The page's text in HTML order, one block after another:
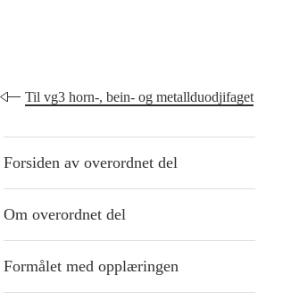
Til vg3 horn-, bein- og metallduodjifaget
Forsiden av overordnet del
Om overordnet del
Formålet med opplæringen